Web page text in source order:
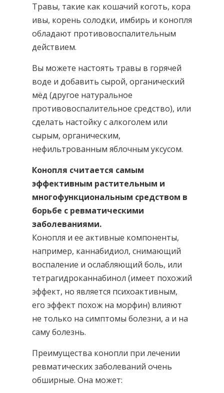
Травы, такие как кошачий коготь, кора
ивы, корень солодки, имбирь и конопля
обладают противовоспалительным
действием.
Вы можете настоять травы в горячей
воде и добавить сырой, органический
мёд (другое натуральное
противовоспалительное средство), или
сделать настойку с алкоголем или
сырым, органическим,
нефильтрованным яблочным уксусом.
Конопля считается самым
эффективным растительным и
многофункциональным средством в
борьбе с ревматическими
заболеваниями.
Конопля и ее активные компоненты,
например, каннабидиол, снимающий
воспаление и ослабляющий боль, или
тетрагидроканнабинол (имеет похожий
эффект, но является психоактивным,
его эффект похож на морфин) влияют
не только на симптомы болезни, а и на
саму болезнь.
Преимущества конопли при лечении
ревматических заболеваний очень
обширные. Она может: